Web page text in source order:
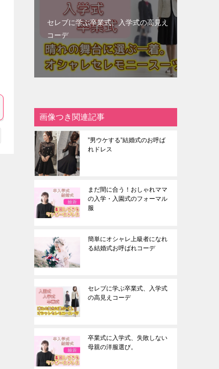
セレブに学ぶ卒業式、入学式の高見え
コーデ
画像つき関連記事
”男ウケする”結婚式のお呼ば
れドレス
まだ間に合う！おしゃれママ
の入学・入園式のフォーマル
服
簡単にオシャレ上級者になれ
る結婚式お呼ばれコーデ
セレブに学ぶ卒業式、入学式
の高見えコーデ
卒業式に入学式、失敗しない
母親の洋服選び。